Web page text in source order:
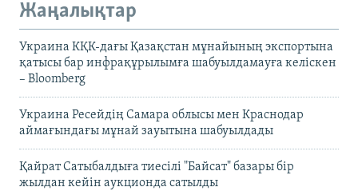
Жаңалықтар
Украина КҚК-дағы Қазақстан мұнайының экспортына
қатысы бар инфрақұрылымға шабуылдамауға келіскен
– Bloomberg
Украина Ресейдің Самара облысы мен Краснодар
аймағындағы мұнай зауытына шабуылдады
Қайрат Сатыбалдыға тиесілі "Байсат" базары бір
жылдан кейін аукционда сатылды